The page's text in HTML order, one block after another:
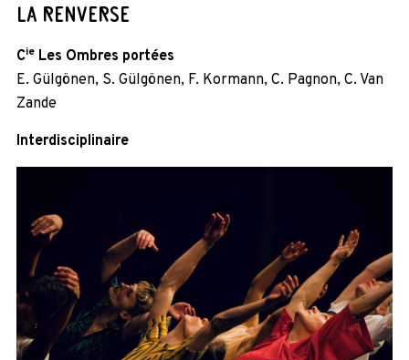
LA RENVERSE
Cie Les Ombres portées
E. Gülgönen, S. Gülgönen, F. Kormann, C. Pagnon, C. Van
Zande
Interdisciplinaire